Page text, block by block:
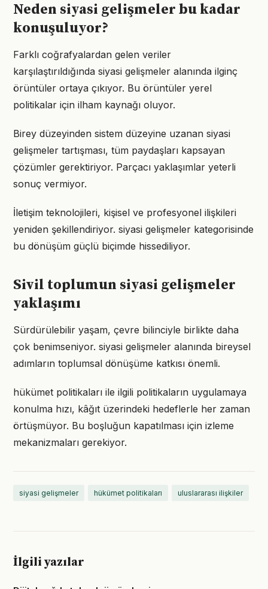
Neden siyasi gelişmeler bu kadar
konuşuluyor?
Farklı coğrafyalardan gelen veriler
karşılaştırıldığında siyasi gelişmeler alanında ilginç
örüntüler ortaya çıkıyor. Bu örüntüler yerel
politikalar için ilham kaynağı oluyor.
Birey düzeyinden sistem düzeyine uzanan siyasi
gelişmeler tartışması, tüm paydaşları kapsayan
çözümler gerektiriyor. Parçacı yaklaşımlar yeterli
sonuç vermiyor.
İletişim teknolojileri, kişisel ve profesyonel ilişkileri
yeniden şekillendiriyor. siyasi gelişmeler kategorisinde
bu dönüşüm güçlü biçimde hissediliyor.
Sivil toplumun siyasi gelişmeler
yaklaşımı
Sürdürülebilir yaşam, çevre bilinciyle birlikte daha
çok benimseniyor. siyasi gelişmeler alanında bireysel
adımların toplumsal dönüşüme katkısı önemli.
hükümet politikaları ile ilgili politikaların uygulamaya
konulma hızı, kâğıt üzerindeki hedeflerle her zaman
örtüşmüyor. Bu boşluğun kapatılması için izleme
mekanizmaları gerekiyor.
siyasi gelişmeler hükümet politikaları uluslararası ilişkiler
İlgili yazılar